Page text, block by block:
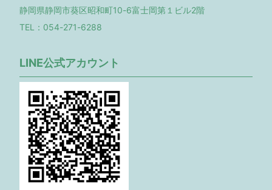
静岡県静岡市葵区昭和町10-6富士岡第１ビル2階
TEL：054-271-6288
LINE公式アカウント